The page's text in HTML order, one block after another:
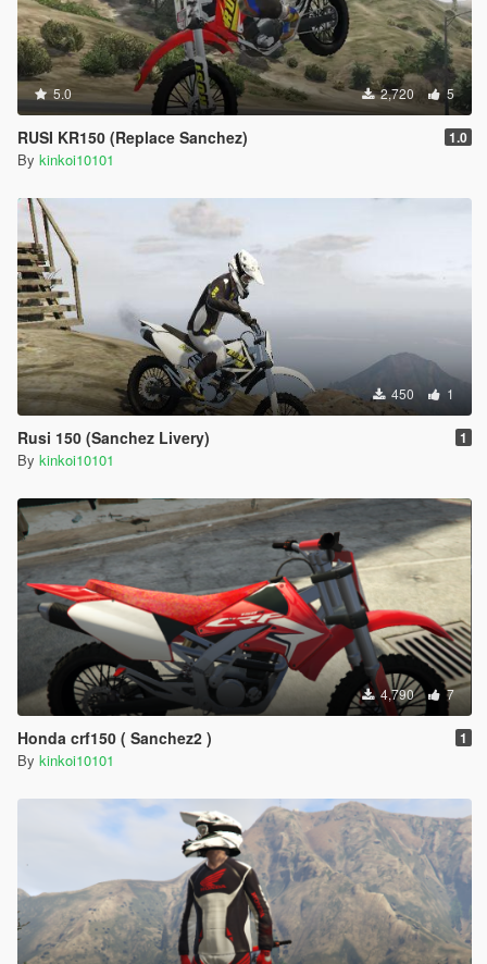
5.0 2,720 5
RUSI KR150 (Replace Sanchez) 1.0
By kinkoi10101
450 1
Rusi 150 (Sanchez Livery) 1
By kinkoi10101
4,790 7
Honda crf150 ( Sanchez2 ) 1
By kinkoi10101